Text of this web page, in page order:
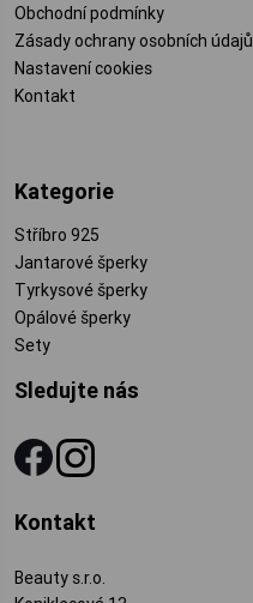
Obchodní podmínky
Zásady ochrany osobních údajů
Nastavení cookies
Kontakt
Kategorie
Stříbro 925
Jantarové šperky
Tyrkysové šperky
Opálové šperky
Sety
Sledujte nás
Kontakt
Beauty s.r.o.